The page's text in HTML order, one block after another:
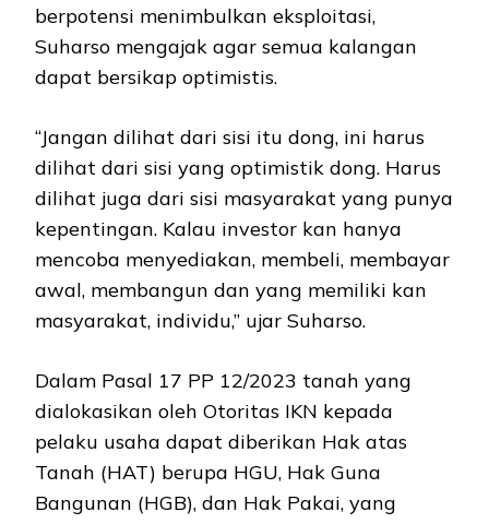
berpotensi menimbulkan eksploitasi,
Suharso mengajak agar semua kalangan
dapat bersikap optimistis.
“Jangan dilihat dari sisi itu dong, ini harus
dilihat dari sisi yang optimistik dong. Harus
dilihat juga dari sisi masyarakat yang punya
kepentingan. Kalau investor kan hanya
mencoba menyediakan, membeli, membayar
awal, membangun dan yang memiliki kan
masyarakat, individu,” ujar Suharso.
Dalam Pasal 17 PP 12/2023 tanah yang
dialokasikan oleh Otoritas IKN kepada
pelaku usaha dapat diberikan Hak atas
Tanah (HAT) berupa HGU, Hak Guna
Bangunan (HGB), dan Hak Pakai, yang